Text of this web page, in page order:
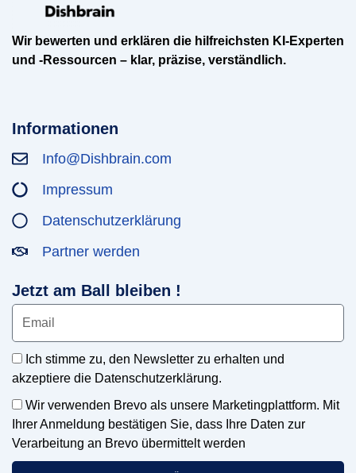
Wir bewerten und erklären die hilfreichsten KI-Experten
und -Ressourcen – klar, präzise, verständlich.
Informationen
Info@Dishbrain.com
Impressum
Datenschutzerklärung
Partner werden
Jetzt am Ball bleiben !
Ich stimme zu, den Newsletter zu erhalten und
akzeptiere die Datenschutzerklärung.
Wir verwenden Brevo als unsere Marketingplattform. Mit
Ihrer Anmeldung bestätigen Sie, dass Ihre Daten zur
Verarbeitung an Brevo übermittelt werden